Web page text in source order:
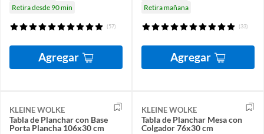
Retira desde 90 min
(57)
Agregar
Retira mañana
(33)
Agregar
KLEINE WOLKE
Tabla de Planchar con Base
Porta Plancha 106x30 cm
KLEINE WOLKE
Tabla de Planchar Mesa con
Colgador 76x30 cm